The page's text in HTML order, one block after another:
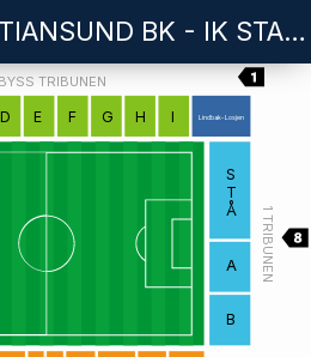
KRISTIANSUND BK - IK START
D E F G H I
S
T
Å
A
B
Lindbak-Losjen
TRIBUNEN
1 TRIBUNEN